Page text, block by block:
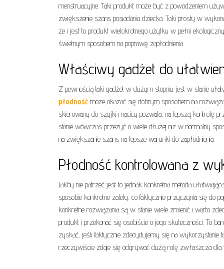
menstruacyjne. Taki produkt może być z powodzeniem
zwiększenie szans posiadania dziecka. Taki prosty w
że i jest to produkt wielokrotnego użytku w pełni
świetnym sposobem na poprawę zapłodnienia.
Właściwy gadżet do
Z pewnością taki gadżet w dużym stopniu jest w stanie
płodność może okazać się dobrym sposobem na
skierowany do szyjki macicy pozwala, na lepszą kontrolę
stanie wówczas przeżyć o wiele dłużej niż w normalny
na zwiększanie szans na lepsze warunki do zapłodnienia.
Płodność kontrolowana z
Jakby nie patrzeć jest to jednak konkretna metoda
sposobie konkretne zalety, co faktycznie przyczynia się do
konkretne rozwiązania są w stanie wiele zmienić i warto
produkt i przekonać się osobiście o jego skuteczności. To
zyskać, jeśli faktycznie zdecydujemy się na wykorzystanie
rzeczywiście zdaje się odgrywać dużą rolę zwłaszcza dla